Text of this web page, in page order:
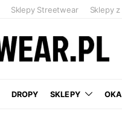
Sklepy Streetwear Sklepy
DROPY SKLEPY